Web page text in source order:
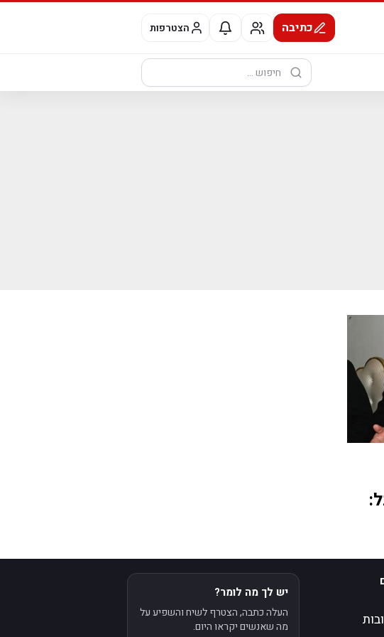
כתיבה הצטרפות
חיפוש:
יש לך מה לומר?
העלה כתבה, הצטרף לשיח והשפיע על
מה שאנשים יקראו היום.